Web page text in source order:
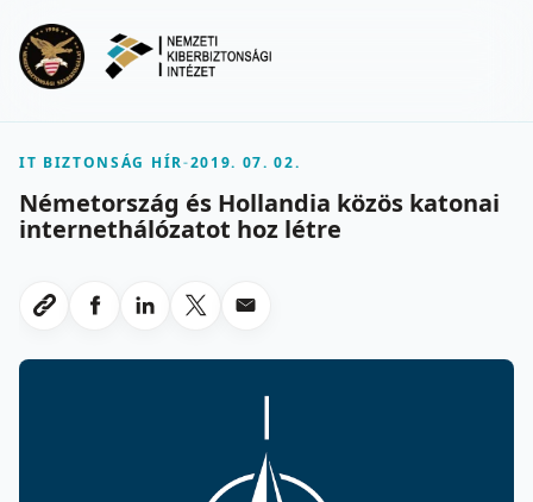
IT BIZTONSÁG HÍR-2019. 07. 02.
Németország és Hollandia közös katonai
internethálózatot hoz létre
Link masolasa
Megosztas Facebookon
Megosztas LinkedInen
Megosztas X-en
Megosztas emailben